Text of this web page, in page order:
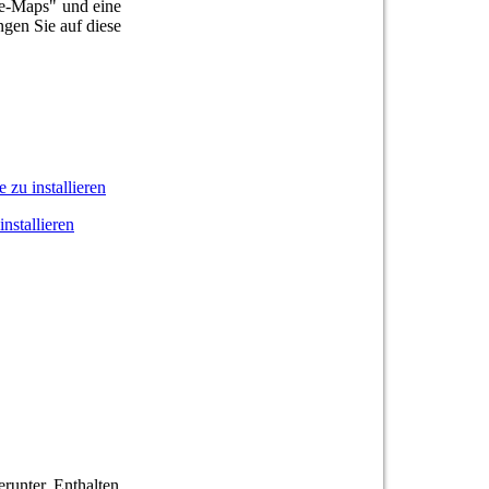
Maps" und eine
Sie auf diese
zu installieren